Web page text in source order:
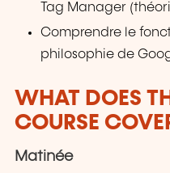
Tag Manager
Comprendre le
philosophie de
WHAT DOES
COURSE
Matinée